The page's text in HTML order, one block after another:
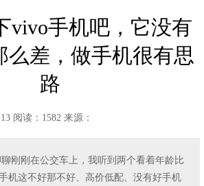
vivo手机吧，它没有
么差，做手机很有思
路
阅读：1582 来源：
刚刚在公交车上，我听到两个看着年龄比
机这不好那不好、高价低配、没有好手机